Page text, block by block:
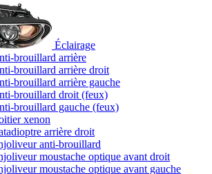
Éclairage
brouillard arrière
brouillard arrière droit
brouillard arrière gauche
brouillard droit (feux)
brouillard gauche (feux)
xenon
arrière droit
anti-brouillard
moustache optique avant droit
moustache optique avant gauche